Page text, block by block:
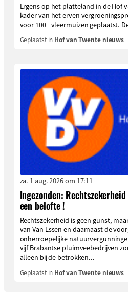
Ergens op het platteland in de Hof
kader van het erven
voor 100+ vleermuizen geplaatst.
Geplaatst in Hof van Twente nieuws
za. 1 aug. 2026 om 17:11
Ingezonden:
een belofte !
Rechtszekerheid is geen gunst,
van Van Essen en daarnaast de
onherroepelijke
vijf Brabantse pluimveebedrijven
alleen bij de betrokken...
Geplaatst in Hof van Twente nieuws